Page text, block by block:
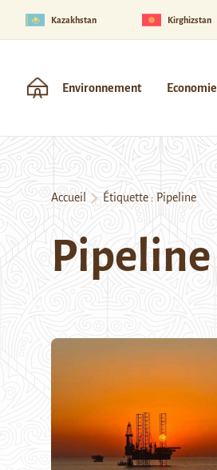
Kazakhstan Kirghizstan
Environnement Economie
Accueil Étiquette : Pipeline
Pipeline